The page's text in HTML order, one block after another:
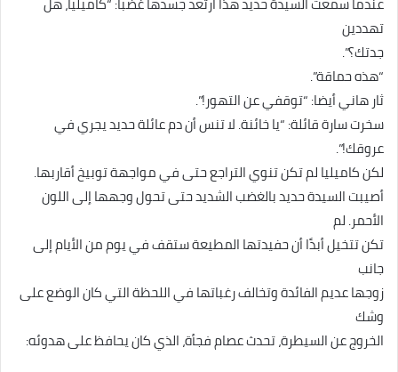
تهددين
جدتك؟”.
“هذه حماقة”.
ثار هاني أيضا: “توقفي عن التهور!”.
سخرت سارة قائلة: “يا خائنة. لا تنس أن دم عائلة حديد يجري في
عروقك!”.
لكن كاميليا لم تكن تنوي التراجع حتى في مواجهة توبيخ أقاربها.
أصيبت السيدة حديد بالغضب الشديد حتى تحول وجهها إلى اللون
الأحمر. لم
تكن تتخيل أبدًا أن حفيدتها المطيعة ستقف في يوم من الأيام إلى
جانب
زوجها عديم الفائدة وتخالف رغباتها في اللحظة التي كان الوضع على
وشك
الخروج عن السيطرة، تحدث عصام فجأة، الذي كان يحافظ على هدوئه: